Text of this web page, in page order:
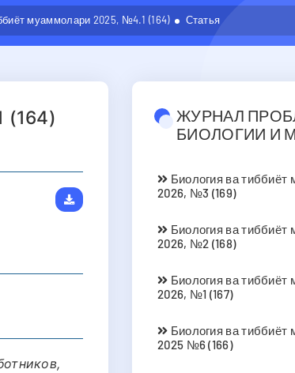
муаммолари 2025, №4.1 (164) Статья
(164)
ЖУРНАЛ
БИОЛОГИИ И
Биология ва тиббиёт
2026, №3 (169)
Биология ва тиббиёт
2026, №2 (168)
Биология ва тиббиёт
2026, №1 (167)
Биология ва тиббиёт
2025 №6 (166)